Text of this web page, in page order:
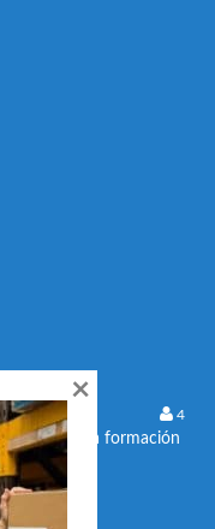
4
la nueva formación
×